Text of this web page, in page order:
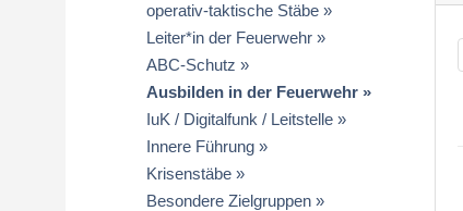
operativ-taktische Stäbe
Leiter*in der Feuerwehr
ABC-Schutz
Ausbilden in der Feuerwehr
IuK / Digitalfunk / Leitstelle
Innere Führung
Krisenstäbe
Besondere Zielgruppen